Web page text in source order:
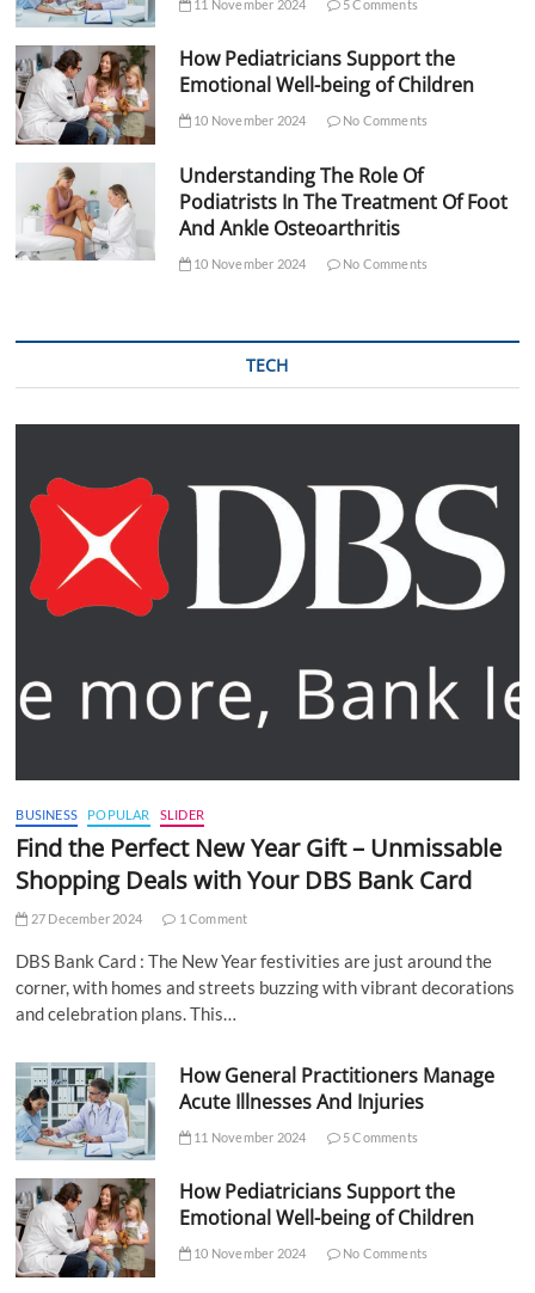
11 November 2024 5 Comments
How Pediatricians Support the
Emotional Well-being of Children
10 November 2024 No Comments
Understanding The Role Of
Podiatrists In The Treatment Of Foot
And Ankle Osteoarthritis
10 November 2024 No Comments
TECH
BUSINESS POPULAR SLIDER
Find the Perfect New Year Gift – Unmissable
Shopping Deals with Your DBS Bank Card
27 December 2024 1 Comment
DBS Bank Card : The New Year festivities are just around the
corner, with homes and streets buzzing with vibrant decorations
and celebration plans. This…
How General Practitioners Manage
Acute Illnesses And Injuries
11 November 2024 5 Comments
How Pediatricians Support the
Emotional Well-being of Children
10 November 2024 No Comments